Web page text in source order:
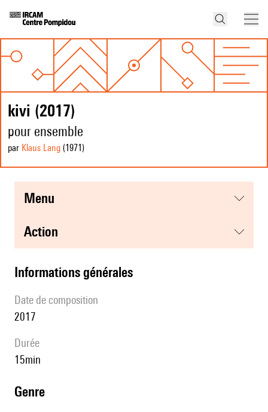
kivi (2017)
pour ensemble
par Klaus Lang (1971 )
menu
action
informations générales
date de composition
2017
durée
15min
genre